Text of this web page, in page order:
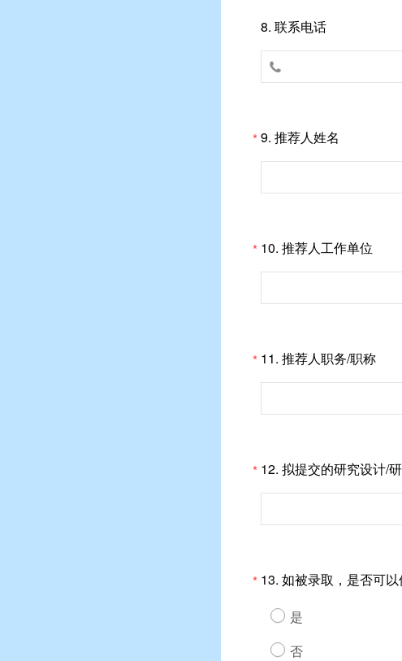
8. 联系电话

*9. 推荐人姓名
* 10. 推荐人工作单位
* 11. 推荐人职务/职称
* 12. 拟提交的研究设计/
* 13. 如被录取，是否可
是
否